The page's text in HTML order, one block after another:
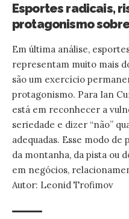
Esportes radicais,
protagonismo
Em última análise,
representam muito mais
são um exercício
protagonismo. Para Ian
está em reconhecer a
seriedade e dizer “não”
adequadas. Esse modo
da montanha, da pista ou
em negócios,
Autor: Leonid Trofimov